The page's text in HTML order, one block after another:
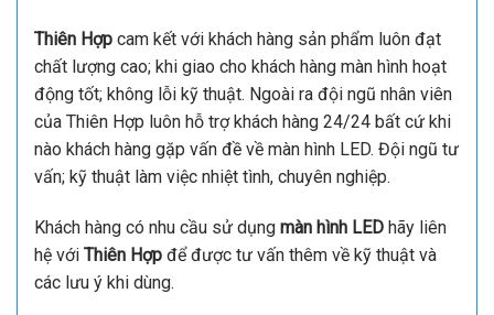
Thiên Hợp cam kết với khách hàng sản phẩm luôn đạt
chất lượng cao; khi giao cho khách hàng màn hình hoạt
động tốt; không lỗi kỹ thuật. Ngoài ra đội ngũ nhân viên
của Thiên Hợp luôn hỗ trợ khách hàng 24/24 bất cứ khi
nào khách hàng gặp vấn đề về màn hình LED. Đội ngũ tư
vấn; kỹ thuật làm việc nhiệt tình, chuyên nghiệp.
Khách hàng có nhu cầu sử dụng màn hình LED hãy liên
hệ với Thiên Hợp để được tư vấn thêm về kỹ thuật và
các lưu ý khi dùng.